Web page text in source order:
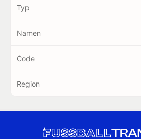
Typ
Namen
Code
Region